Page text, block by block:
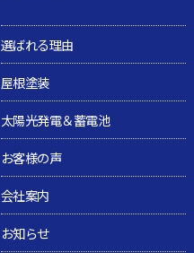
選ばれる理由
屋根塗装
太陽光発電＆蓄電池
お客様の声
会社案内
お知らせ